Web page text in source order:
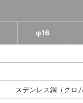
φ16
ステンレス鋼（クロ